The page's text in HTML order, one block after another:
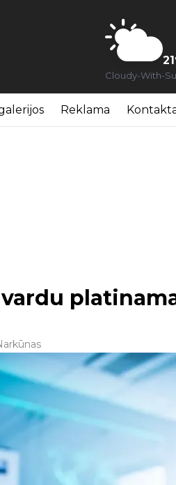
21
Cloudy-With-
Reklama